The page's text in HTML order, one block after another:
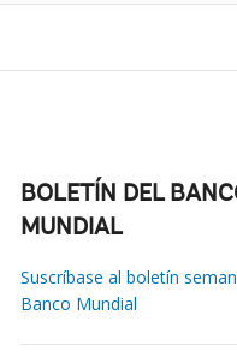
BOLETÍN DEL
MUNDIAL
Suscríbase al boletín
Banco Mundial